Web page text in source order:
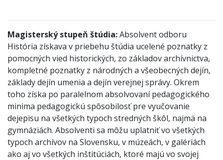
Magisterský stupeň štúdia:Absolvent odboru
História získava v priebehu štúdia ucelené poznatky z
pomocných vied historických, zo základov archívnictva,
kompletné poznatky z národných a všeobecných dejín,
základy dejín umenia a dejín verejnej správy. Okrem
toho získa po paralelnom absolvovaní pedagogického
minima pedagogickú spôsobilosť pre vyučovanie
dejepisu na všetkých typoch stredných škôl, najmä na
gymnáziách. Absolventi sa môžu uplatniť vo všetkých
typoch archívov na Slovensku, v múzeách, v galériách
ako aj vo všetkých inštitúciách, ktoré majú vo svojej